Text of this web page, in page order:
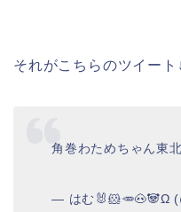
それがこちらのツイート
角巻わためちゃん東
— はむ🐰🐹🥕🐽🐼Ω